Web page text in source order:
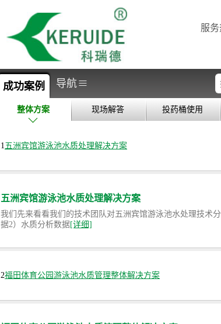
服务
成功案例 导航≡
整体方案 现场解答 投药桶使用
1五洲宾馆游泳池水质处理解决方案
五洲宾馆游泳池水质处理解决方案
我们先来看看我们的技术团队对五洲宾馆游泳池水处理技术
据2）水质分析数据[详细]
2福田体育公园游泳池水质管理整体解决方案